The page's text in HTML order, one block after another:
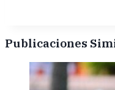
Publicaciones